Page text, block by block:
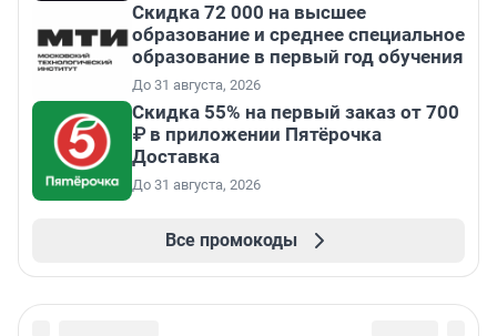
Скидка 72 000 на высшее
образование и среднее специальное
образование в первый год обучения
До 31 августа, 2026
Скидка 55% на первый заказ от 700
₽ в приложении Пятёрочка
Доставка
До 31 августа, 2026
Все промокоды